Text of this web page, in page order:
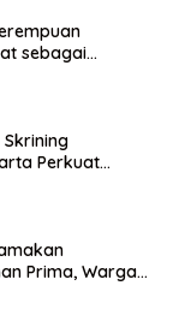
sebagai
Perkuat
Prima, Warga